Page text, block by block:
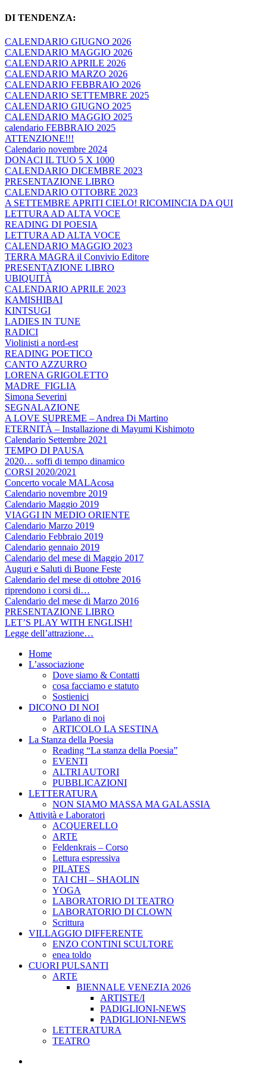
DI TENDENZA:
CALENDARIO GIUGNO 2026
CALENDARIO MAGGIO 2026
CALENDARIO APRILE 2026
CALENDARIO MARZO 2026
CALENDARIO FEBBRAIO 2026
CALENDARIO SETTEMBRE 2025
CALENDARIO GIUGNO 2025
CALENDARIO MAGGIO 2025
calendario FEBBRAIO 2025
ATTENZIONE!!!
Calendario novembre 2024
DONACI IL TUO 5 X 1000
CALENDARIO DICEMBRE 2023
PRESENTAZIONE LIBRO
CALENDARIO OTTOBRE 2023
A SETTEMBRE APRITI CIELO! RICOMINCIA DA QUI
LETTURA AD ALTA VOCE
READING DI POESIA
LETTURA AD ALTA VOCE
CALENDARIO MAGGIO 2023
TERRA MAGRA il Convivio Editore
PRESENTAZIONE LIBRO
UBIQUITÀ
CALENDARIO APRILE 2023
KAMISHIBAI
KINTSUGI
LADIES IN TUNE
RADICI
Violinisti a nord-est
READING POETICO
CANTO AZZURRO
LORENA GRIGOLETTO
MADRE_FIGLIA
Simona Severini
SEGNALAZIONE
A LOVE SUPREME – Andrea Di Martino
ETERNITÀ – Installazione di Mayumi Kishimoto
Calendario Settembre 2021
TEMPO DI PAUSA
2020… soffi di tempo dinamico
CORSI 2020/2021
Concerto vocale MALAcosa
Calendario novembre 2019
Calendario Maggio 2019
VIAGGI IN MEDIO ORIENTE
Calendario Marzo 2019
Calendario Febbraio 2019
Calendario gennaio 2019
Calendario del mese di Maggio 2017
Auguri e Saluti di Buone Feste
Calendario del mese di ottobre 2016
riprendono i corsi di…
Calendario del mese di Marzo 2016
PRESENTAZIONE LIBRO
LET’S PLAY WITH ENGLISH!
Legge dell’attrazione…
Home
L’associazione
Dove siamo & Contatti
cosa facciamo e statuto
Sostienici
DICONO DI NOI
Parlano di noi
ARTICOLO LA SESTINA
La Stanza della Poesia
Reading “La stanza della Poesia”
EVENTI
ALTRI AUTORI
PUBBLICAZIONI
LETTERATURA
NON SIAMO MASSA MA GALASSIA
Attività e Laboratori
ACQUERELLO
ARTE
Feldenkrais – Corso
Lettura espressiva
PILATES
TAI CHI – SHAOLIN
YOGA
LABORATORIO DI TEATRO
LABORATORIO DI CLOWN
Scrittura
VILLAGGIO DIFFERENTE
ENZO CONTINI SCULTORE
enea toldo
CUORI PULSANTI
ARTE
BIENNALE VENEZIA 2026
ARTISTE/I
PADIGLIONI-NEWS
PADIGLIONI-NEWS
LETTERATURA
TEATRO